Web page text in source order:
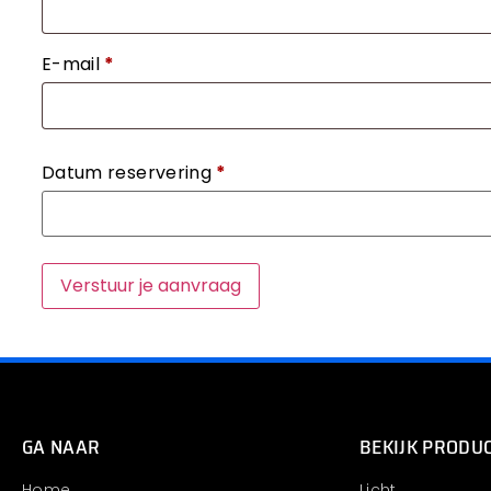
E-mail *
Datum reservering *
GA NAAR BEKIJK